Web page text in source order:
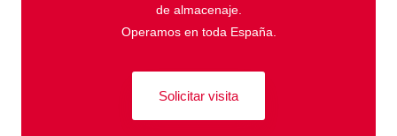
de almacenaje.
Operamos en toda España.
Solicitar visita